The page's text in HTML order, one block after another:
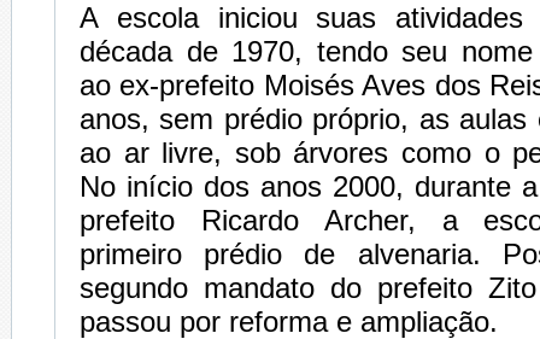
A escola iniciou suas atividades
década de 1970, tendo seu
ao ex-prefeito Moisés Aves dos
anos, sem prédio próprio, as aulas
ao ar livre, sob árvores como o
No início dos anos 2000, durante
prefeito Ricardo Archer, a
primeiro prédio de alvenaria.
segundo mandato do prefeito
passou por reforma e ampliação.